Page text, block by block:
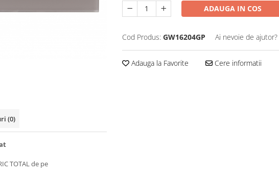
ADAUGA IN COS
Cod Produs: GW16204GP Ai nevoie de ajutor?
Adauga la Favorite Cere informatii
(0)
TOTAL de pe